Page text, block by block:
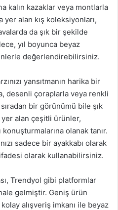
kalın kazaklar veya montlarla
alan kış koleksiyonları,
da şık bir şekilde
yıl boyunca beyaz
değerlendirebilirsiniz.
yansıtmanın harika bir
desenli çoraplarla veya renkli
bir görünümü bile şık
alan çeşitli ürünler,
konuşturmalarına olanak tanır.
sadece bir ayakkabı olarak
olarak kullanabilirsiniz.
Trendyol gibi platformlar
gelmiştir. Geniş ürün
alışveriş imkanı ile beyaz